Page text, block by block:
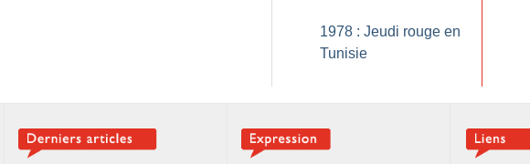
1978 : Jeudi rouge en
Tunisie